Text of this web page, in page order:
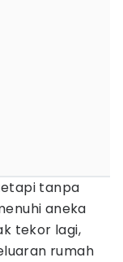
tanpa
aneka
tekor lagi,
rumah